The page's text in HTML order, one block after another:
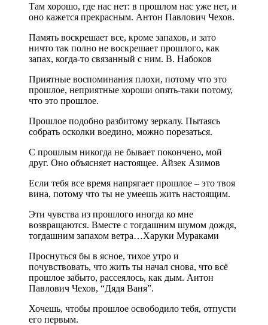
Там хорошо, где нас нет: в прошлом нас уже нет, и
оно кажется прекрасным. Антон Павлович Чехов.
Память воскрешает все, кроме запахов, и зато
ничто так полно не воскрешает прошлого, как
запах, когда-то связанный с ним. В. Набоков
Приятные воспоминания плохи, потому что это
прошлое, неприятные хороши опять-таки потому,
что это прошлое.
Прошлое подобно разбитому зеркалу. Пытаясь
собрать осколки воедино, можно порезаться.
С прошлым никогда не бывает покончено, мой
друг. Оно объясняет настоящее. Айзек Азимов
Если тебя все время напрягает прошлое – это твоя
вина, потому что ты не умеешь жить настоящим.
Эти чувства из прошлого иногда ко мне
возвращаются. Вместе с тогдашним шумом дождя,
тогдашним запахом ветра…Харуки Мураками
Проснуться бы в ясное, тихое утро и
почувствовать, что жить ты начал снова, что всё
прошлое забыто, рассеялось, как дым. Антон
Павлович Чехов, “Дядя Ваня”.
Хочешь, чтобы прошлое освободило тебя, отпусти
его первым.